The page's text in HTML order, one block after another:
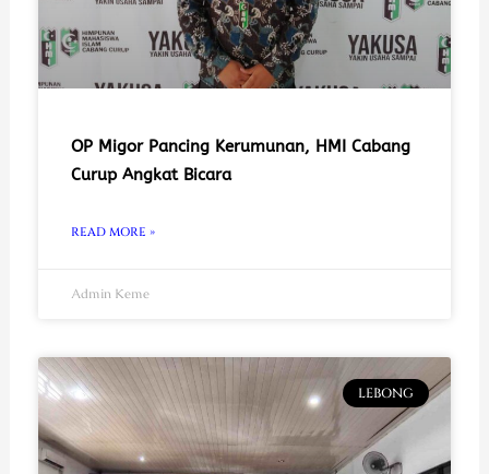
OP Migor Pancing Kerumunan, HMI Cabang
Curup Angkat Bicara
READ MORE »
Admin Keme
LEBONG